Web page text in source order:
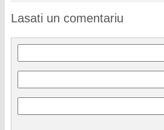
Lasati un comentariu